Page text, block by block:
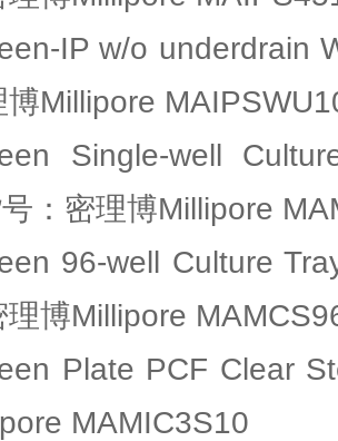
IP w/o underdrain
博Millipore
Single-well
：密理博Millipore
96-well Culture
理博Millipore
Plate PCF Clear
MAMIC3S10